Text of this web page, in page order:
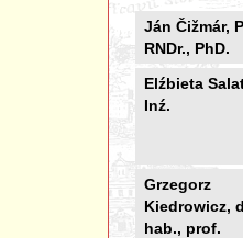
Ján Čižmár,
RNDr., PhD.
Elźbieta
Inź.
Grzegorz
Kiedrowicz,
hab., prof.